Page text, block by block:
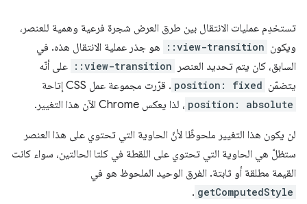
تستخدِم عمليات الانتقال بين طرق العرض شجرة فرعية وهمية للعنصر،
ويكون ::view-transition
هو جذر عملية الانتقال هذه. في
السابق، كان يتم تحديد العنصر
::view-transition على أنّه
يتضمّن position: fixed . قرّرت مجموعة عمل CSS إتاحة
position: absolute ، لذا يعكس Chrome الآن هذا التغيير.
لن يكون هذا التغيير ملحوظًا لأنّ الحاوية التي تحتوي على هذا العنصر
ستظلّ هي الحاوية التي تحتوي على اللقطة في كلتا الحالتين، سواء كانت
القيمة مطلقة أو ثابتة. الفرق الوحيد الملحوظ هو في
getComputedStyle
.